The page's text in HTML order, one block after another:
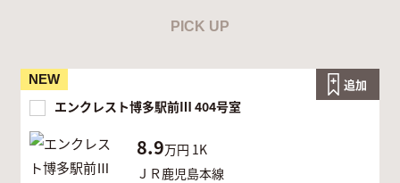
PICK UP
NEW
エンクレスト博多駅前Ⅲ 404号室
8.9万円 1K
ＪＲ鹿児島本線
追加